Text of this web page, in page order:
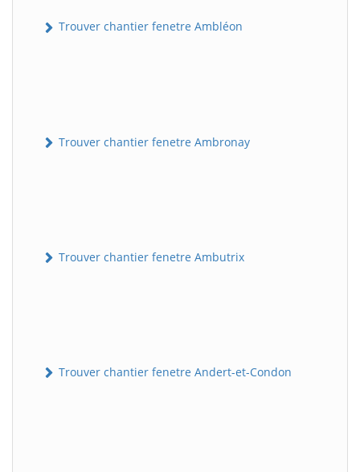
Trouver chantier fenetre Ambléon
Trouver chantier fenetre Ambronay
Trouver chantier fenetre Ambutrix
Trouver chantier fenetre Andert-et-Condon